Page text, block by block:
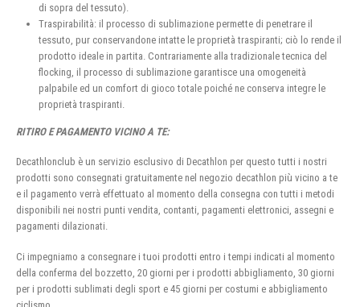
di sopra del tessuto).
Traspirabilità: il processo di sublimazione permette di penetrare il
tessuto, pur conservandone intatte le proprietà traspiranti; ciò lo rende il
prodotto ideale in partita. Contrariamente alla tradizionale tecnica del
flocking, il processo di sublimazione garantisce una omogeneità
palpabile ed un comfort di gioco totale poiché ne conserva integre le
proprietà traspiranti.
RITIRO E PAGAMENTO VICINO A TE:
Decathlonclub è un servizio esclusivo di Decathlon per questo tutti i nostri
prodotti sono consegnati gratuitamente nel negozio decathlon più vicino a te
e il pagamento verrà effettuato al momento della consegna con tutti i metodi
disponibili nei nostri punti vendita, contanti, pagamenti elettronici, assegni e
pagamenti dilazionati.
Ci impegniamo a consegnare i tuoi prodotti entro i tempi indicati al momento
della conferma del bozzetto, 20 giorni per i prodotti abbigliamento, 30 giorni
per i prodotti sublimati degli sport e 45 giorni per costumi e abbigliamento